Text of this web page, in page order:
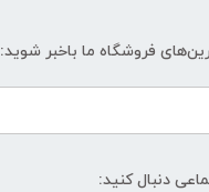
فروشگاه ما باخبر شوید:
دنبال کنید: